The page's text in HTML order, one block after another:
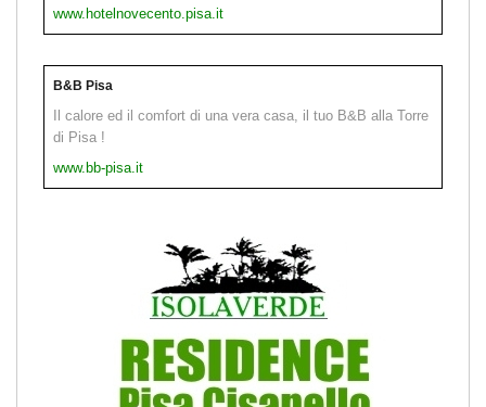
www.hotelnovecento.pisa.it
B&B Pisa
Il calore ed il comfort di una vera casa, il tuo B&B alla Torre
di Pisa !
www.bb-pisa.it